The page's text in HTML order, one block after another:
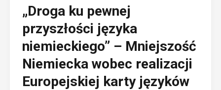
„Droga ku pewnej
przyszłości języka
niemieckiego” – Mniejszość
Niemiecka wobec realizacji
Europejskiej karty języków